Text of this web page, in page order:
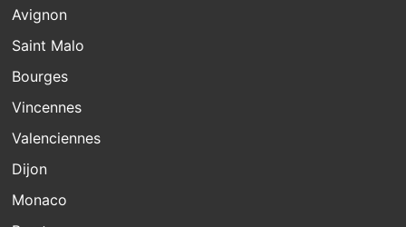
Avignon
Saint Malo
Bourges
Vincennes
Valenciennes
Dijon
Monaco